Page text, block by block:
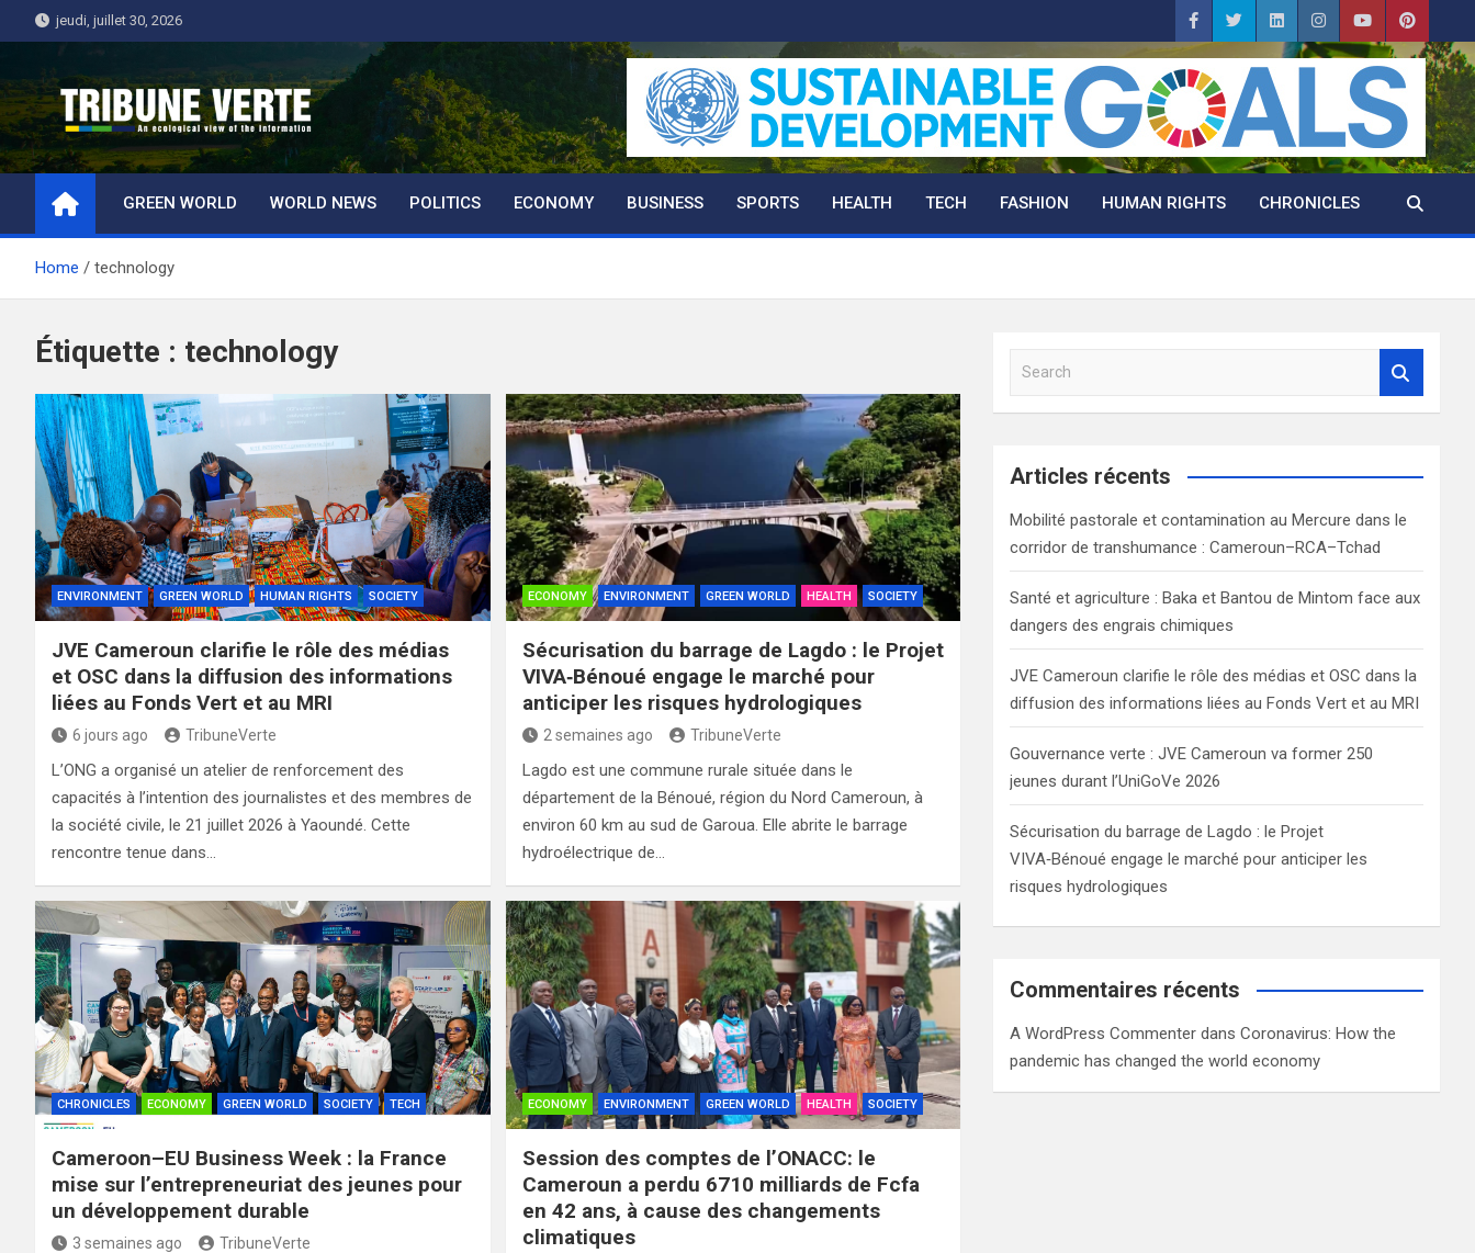
to
jeudi, juillet 30, 2026
Tribune Verte
Un regard écologique de l'information
GREEN WORLD WORLD NEWS POLITICS ECONOMY BUSINESS SPORTS HEALTH TECH FASHION HUMAN RIGHTS CHRONICLES
Home technology
Étiquette : technology
ENVIRONMENT GREEN WORLD HUMAN RIGHTS SOCIETY
JVE Cameroun clarifie le rôle des médias
et OSC dans la diffusion des informations
liées au Fonds Vert et au MRI
6 jours ago TribuneVerte
L’ONG a organisé un atelier de renforcement des
capacités à l’intention des journalistes et des membres de
la société civile, le 21 juillet 2026 à Yaoundé. Cette
rencontre tenue dans…
ECONOMY ENVIRONMENT GREEN WORLD HEALTH SOCIETY
Sécurisation du barrage de Lagdo : le Projet
VIVA‑Bénoué engage le marché pour
anticiper les risques hydrologiques
2 semaines ago TribuneVerte
Lagdo est une commune rurale située dans le
département de la Bénoué, région du Nord Cameroun, à
environ 60 km au sud de Garoua. Elle abrite le barrage
hydroélectrique de…
CHRONICLES ECONOMY GREEN WORLD SOCIETY TECH
Cameroon–EU Business Week : la France
mise sur l’entrepreneuriat des jeunes pour
un développement durable
3 semaines ago TribuneVerte
ECONOMY ENVIRONMENT GREEN WORLD HEALTH SOCIETY
Session des comptes de l’ONACC: le
Cameroun a perdu 6710 milliards de Fcfa
en 42 ans, à cause des changements
climatiques
a
c
Articles récents
Mobilité pastorale et contamination au Mercure dans le
corridor de transhumance : Cameroun–RCA–Tchad
Santé et agriculture : Baka et Bantou de Mintom face aux
dangers des engrais chimiques
JVE Cameroun clarifie le rôle des médias et OSC dans la
diffusion des informations liées au Fonds Vert et au MRI
Gouvernance verte : JVE Cameroun va former 250
jeunes durant l’UniGoVe 2026
Sécurisation du barrage de Lagdo : le Projet
VIVA‑Bénoué engage le marché pour anticiper les
risques hydrologiques
Commentaires récents
A WordPress Commenter dansCoronavirus: How the
pandemic has changed the world economy